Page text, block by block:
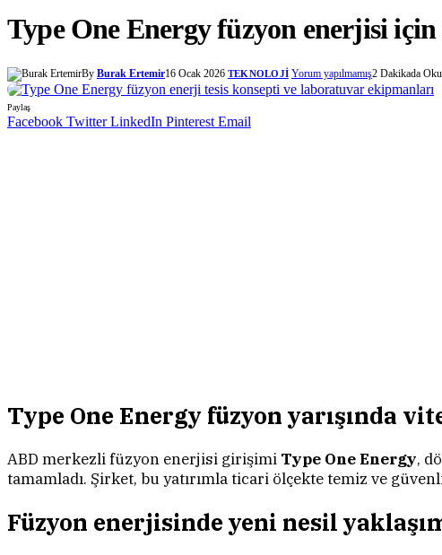
Type One Energy füzyon enerjisi
By Burak Ertemir16 Ocak 2026 TEKNOLOJI Yorum yapılmamış2 Dakikada
Paylaş
Facebook Twitter LinkedIn Pinterest Email
Type One Energy füzyon yarışında
ABD merkezli füzyon enerjisi girişimi Type One Energy,
tamamladı. Şirket, bu yatırımla ticari ölçekte temiz ve
Füzyon enerjisinde yeni nesil